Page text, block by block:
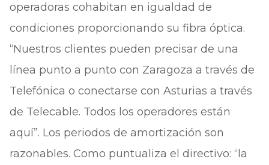
operadoras cohabitan en igualdad de
condiciones proporcionando su fibra óptica.
“Nuestros clientes pueden precisar de una
línea punto a punto con Zaragoza a través de
Telefónica o conectarse con Asturias a través
de Telecable. Todos los operadores están
aquí”. Los periodos de amortización son
razonables. Como puntualiza el directivo: “la